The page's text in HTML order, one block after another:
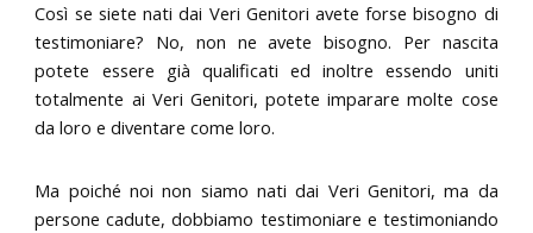
Così se siete nati dai Veri Genitori avete forse bisogno di
testimoniare? No, non ne avete bisogno. Per nascita
potete essere già qualificati ed inoltre essendo uniti
totalmente ai Veri Genitori, potete imparare molte cose
da loro e diventare come loro.
Ma poiché noi non siamo nati dai Veri Genitori, ma da
persone cadute, dobbiamo testimoniare e testimoniando